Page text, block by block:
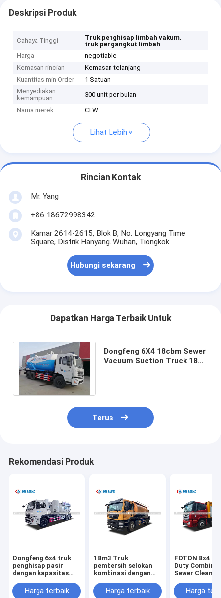
Deskripsi Produk
Cahaya Tinggi Truk penghisap limbah vakum,
truk pengangkut limbah
Harga
negotiable
Kemasan rincian
Kemasan telanjang
Kuantitas min Order
1 Satuan
Menyediakan
kemampuan
300 unit per bulan
Nama merek CLW
Lihat Lebih
Rincian Kontak
Mr. Yang
+86 18672998342
Kamar 2614-2615, Blok B, No. Longyang Time
Square, Distrik Hanyang, Wuhan, Tiongkok
Hubungi sekarang
Dapatkan Harga Terbaik Untuk
Dongfeng 6X4 18cbm Sewer
Vacuum Suction Truck 18
Terus
Rekomendasi Produk
Dongfeng 6x4 truk
penghisap pasir
dengan kapasitas
debu siklon &
perlindungan banjir
Harga terbaik
18m3 Truk
pembersih selokan
kombinasi dengan
Tekanan Tinggi dan
≥8m Depth vacuum
Harga terbaik
FOTON 8x4
Duty
Sewer
dengan
Tekanan
Harga